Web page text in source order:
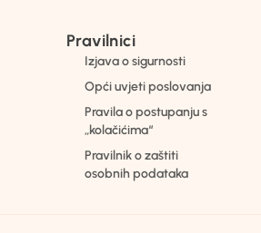
Pravilnici
Izjava o sigurnosti
Opći uvjeti poslovanja
Pravila o postupanju s
„kolačićima“
Pravilnik o zaštiti
osobnih podataka